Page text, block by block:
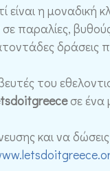
η μοναδική
παραλίες,
του
σε ένα
και να